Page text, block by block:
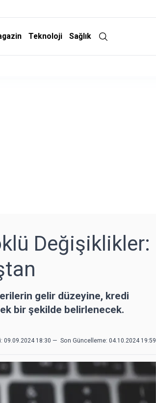
Teknoloji Sağlık
Kabul Edildi
Değişiklikler:
gelir düzeyine, kredi
bir şekilde belirlenecek.
09.09.2024 18:30 — Son Güncelleme: 04.10.2024 19:59